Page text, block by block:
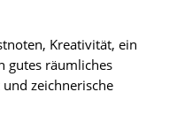
Kreativität, ein
gutes räumliches
zeichnerische